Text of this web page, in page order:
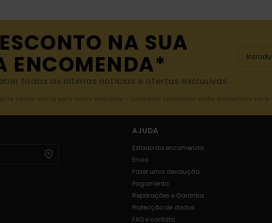
NA SUA
ENCOMENDA*
todas as últimas notícias e ofertas exclusivas.
válida online para novos membros - Condições completas estão disponíveis em
AJUDA
Estado da encomenda
Envio
Fazer uma devolução
Pagamento
Reparações e Garantia
Protecção de dados
FAQ e contato